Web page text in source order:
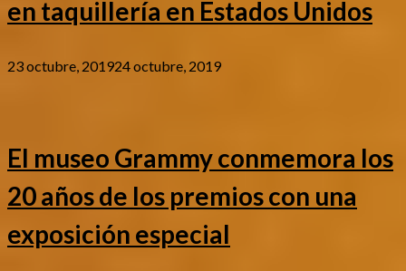
en taquillería en Estados Unidos
23 octubre, 201924 octubre, 2019
El museo Grammy conmemora los
20 años de los premios con una
exposición especial